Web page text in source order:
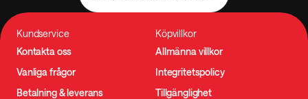
Kundservice
Kontakta oss
Vanliga frågor
Betalning & leverans
Köpvillkor
Allmänna villkor
Integritetspolicy
Tillgänglighet